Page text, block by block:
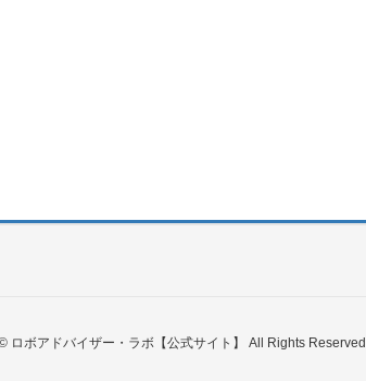
ロボアドバイザー・ラボ【公式サイト】 All Rights Reserved.